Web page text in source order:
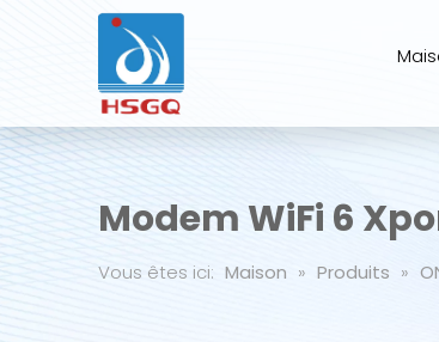
Modem WiFi 6
Vous êtes ici: Maison » Produits »